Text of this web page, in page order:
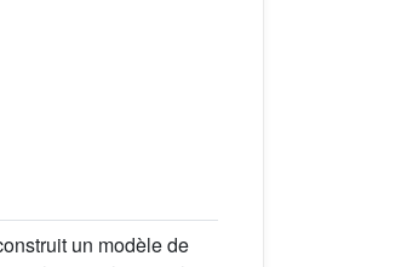
un modèle de